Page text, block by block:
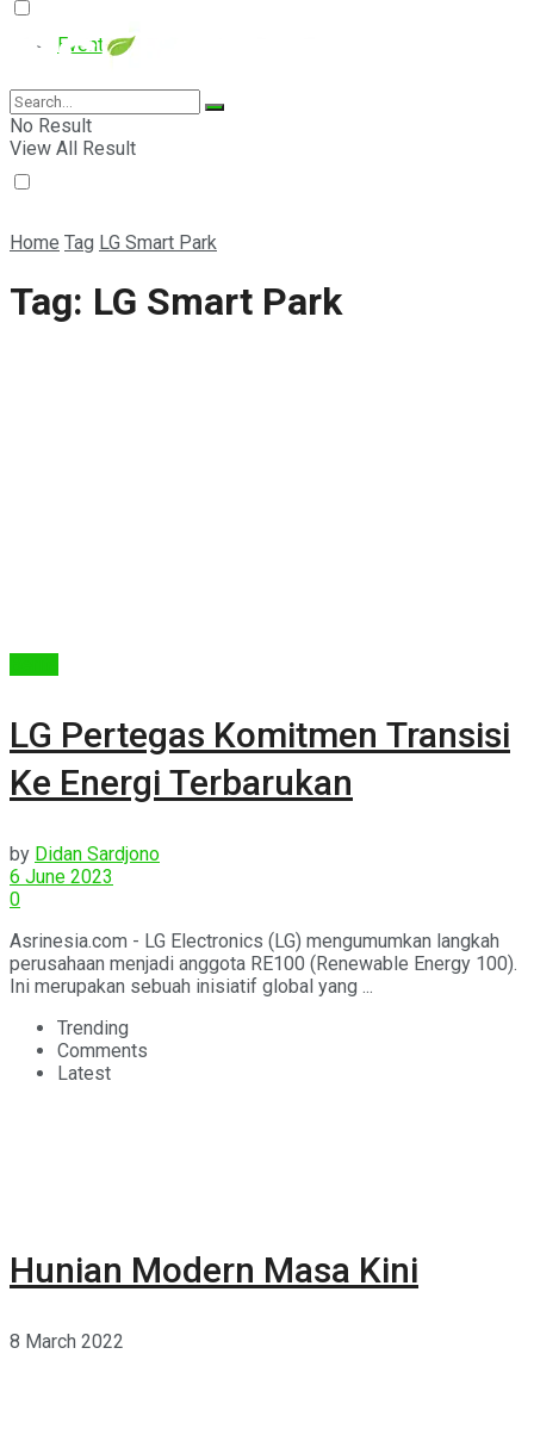
Event
E-Magazine
No Result
View All Result
Home Tag LG Smart Park
Tag: LG Smart Park
LG Pertegas Komitmen Transisi
Ke Energi Terbarukan
by Didan Sardjono
6 June 2023
0
Asrinesia.com - LG Electronics (LG) mengumumkan langkah
perusahaan menjadi anggota RE100 (Renewable Energy 100).
Ini merupakan sebuah inisiatif global yang ...
Trending
Comments
Latest
Hunian Modern Masa Kini
8 March 2022